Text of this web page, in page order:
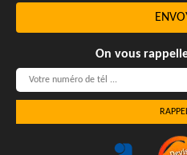
On vous